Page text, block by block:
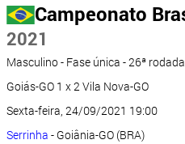
Campeonato
2021
Masculino - Fase única - 26ª rodada
Goiás-GO 1 x 2 Vila Nova-GO
Sexta-feira, 24/09/2021 19:00
Serrinha - Goiânia-GO (BRA)